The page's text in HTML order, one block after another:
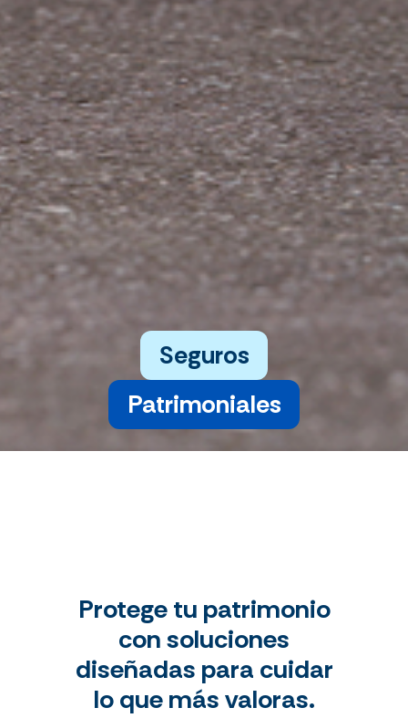
Seguros
Patrimoniales
Protege tu patrimonio
con soluciones
diseñadas para cuidar
lo que más valoras.